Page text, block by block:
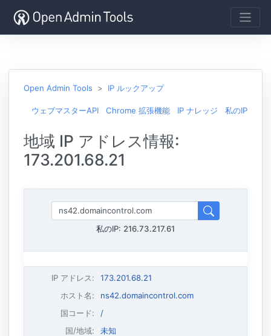
Open Admin Tools IP ルックアップ
ウェブマスターAPI Chrome 拡張機能 IP ナレッジ 私のIP
地域 IP アドレス情報:
173.201.68.21
私のIP: 216.73.217.61
IP アドレス:
173.201.68.21
ホスト名:
ns42.domaincontrol.com
国コード:
/
国/地域:
未知